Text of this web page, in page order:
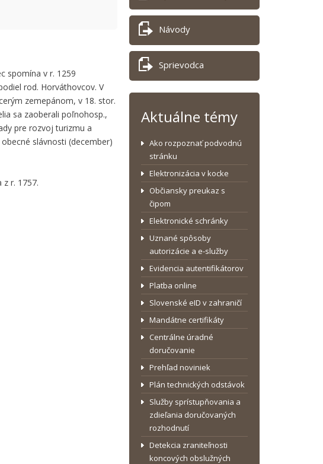
spomína v r. 1259
rod. Horváthovcov. V
zemepánom, v 18. stor.
sa zaoberali poľnohosp.,
pre rozvoj turizmu a
slávnosti (december)
r. 1757.
Návody
Sprievodca
Aktuálne témy
Ako rozpoznať podvodnú
stránku
Elektronizácia v kocke
Občiansky preukaz s
čipom
Elektronické schránky
Uznané spôsoby
autorizácie a e-služby
Evidencia autentifikátorov
Platba online
Slovenské eID v zahraničí
Mandátne certifikáty
Centrálne úradné
doručovanie
Prehľad noviniek
Plán technických odstávok
Služby sprístupňovania a
zdieľania doručovaných
rozhodnutí
Detekcia zraniteľnosti
koncových obslužných